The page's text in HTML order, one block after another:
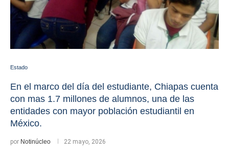
Estado
En el marco del día del estudiante, Chiapas cuenta
con mas 1.7 millones de alumnos, una de las
entidades con mayor población estudiantil en
México.
por Notinúcleo 22 mayo, 2026